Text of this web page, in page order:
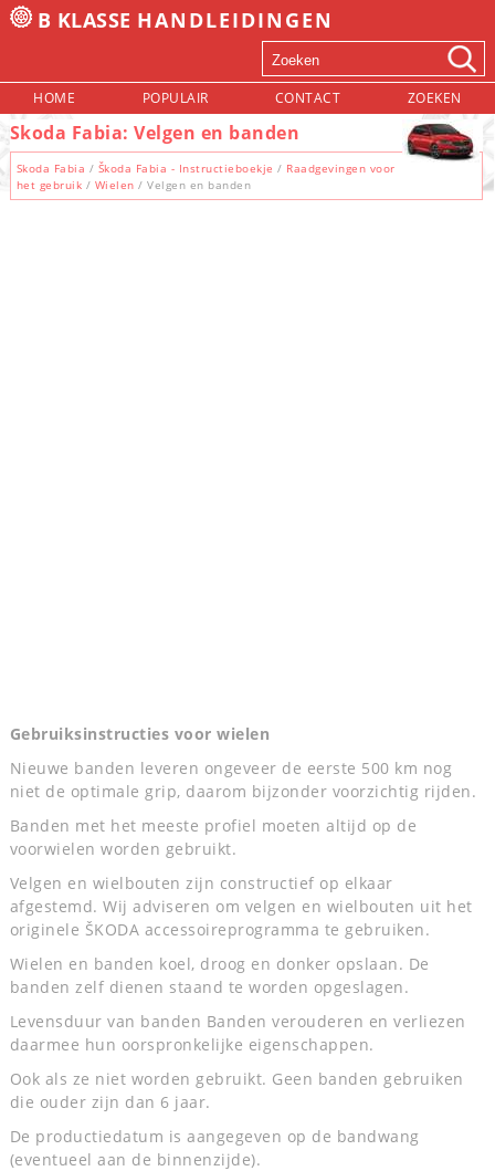
B KLASSE HANDLEIDINGEN
HOME POPULAIR CONTACT ZOEKEN
Skoda Fabia: Velgen en banden
Skoda Fabia / Škoda Fabia - Instructieboekje / Raadgevingen voor
het gebruik / Wielen / Velgen en banden
Gebruiksinstructies voor wielen
Nieuwe banden leveren ongeveer de eerste 500 km nog
niet de optimale grip, daarom bijzonder voorzichtig rijden.
Banden met het meeste profiel moeten altijd op de
voorwielen worden gebruikt.
Velgen en wielbouten zijn constructief op elkaar
afgestemd. Wij adviseren om velgen en wielbouten uit het
originele ŠKODA accessoireprogramma te gebruiken.
Wielen en banden koel, droog en donker opslaan. De
banden zelf dienen staand te worden opgeslagen.
Levensduur van banden Banden verouderen en verliezen
daarmee hun oorspronkelijke eigenschappen.
Ook als ze niet worden gebruikt. Geen banden gebruiken
die ouder zijn dan 6 jaar.
De productiedatum is aangegeven op de bandwang
(eventueel aan de binnenzijde).